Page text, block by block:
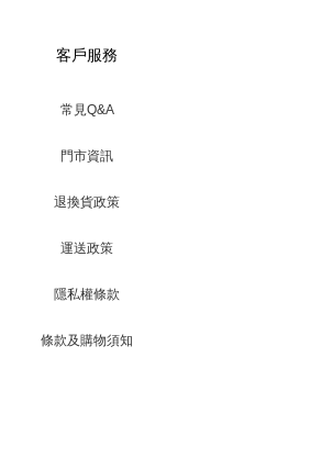
客戶服務
常見Q&A
門市資訊
退換貨政策
運送政策
隱私權條款
條款及購物須知